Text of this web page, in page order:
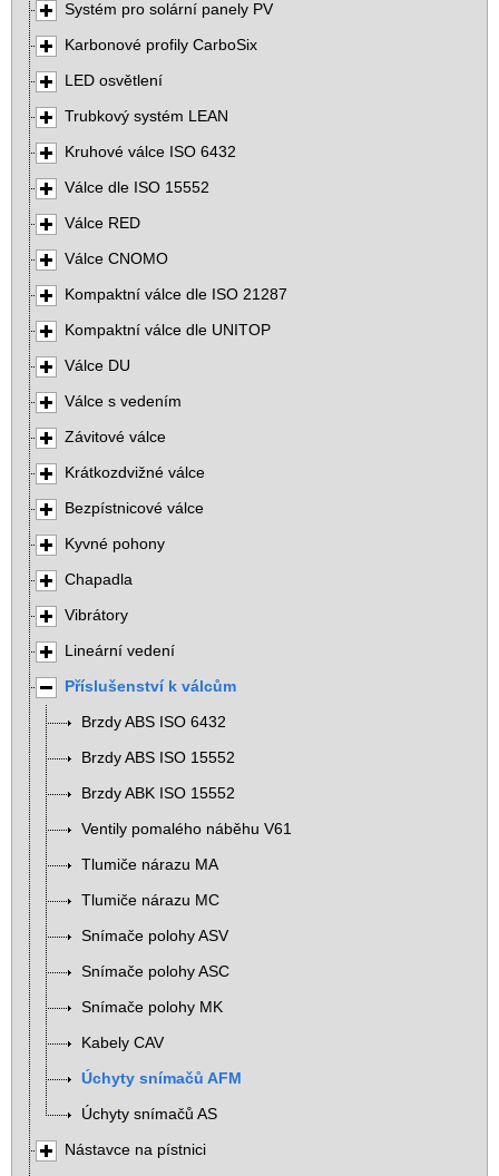
Systém pro solární panely PV
Karbonové profily CarboSix
LED osvětlení
Trubkový systém LEAN
Kruhové válce ISO 6432
Válce dle ISO 15552
Válce RED
Válce CNOMO
Kompaktní válce dle ISO 21287
Kompaktní válce dle UNITOP
Válce DU
Válce s vedením
Závitové válce
Krátkozdvižné válce
Bezpístnicové válce
Kyvné pohony
Chapadla
Vibrátory
Lineární vedení
Příslušenství k válcům
Brzdy ABS ISO 6432
Brzdy ABS ISO 15552
Brzdy ABK ISO 15552
Ventily pomalého náběhu V61
Tlumiče nárazu MA
Tlumiče nárazu MC
Snímače polohy ASV
Snímače polohy ASC
Snímače polohy MK
Kabely CAV
Úchyty snímačů AFM
Úchyty snímačů AS
Nástavce na pístnici